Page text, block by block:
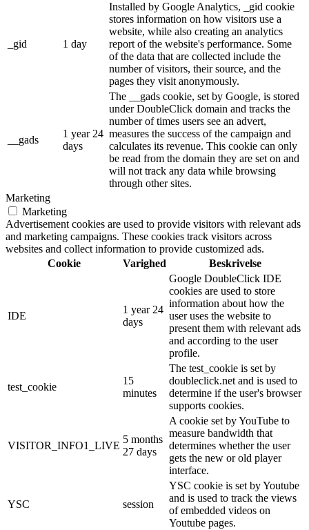
_gid 1 day
Installed by Google Analytics, _gid cookie
stores information on how visitors use a
website, while also creating an analytics
report of the website's performance. Some
of the data that are collected include the
number of visitors, their source, and the
pages they visit anonymously.
__gads
1 year 24
days
The __gads cookie, set by Google, is stored
under DoubleClick domain and tracks the
number of times users see an advert,
measures the success of the campaign and
calculates its revenue. This cookie can only
be read from the domain they are set on and
will not track any data while browsing
through other sites.
Marketing
Marketing
Advertisement cookies are used to provide visitors with relevant ads
and marketing campaigns. These cookies track visitors across
websites and collect information to provide customized ads.
Cookie
Varighed Beskrivelse
IDE
1 year 24
days
Google DoubleClick IDE
cookies are used to store
information about how the
user uses the website to
present them with relevant ads
and according to the user
profile.
test_cookie
15
minutes
The test_cookie is set by
doubleclick.net and is used to
determine if the user's browser
supports cookies.
VISITOR_INFO1_LIVE
5 months
27 days
A cookie set by YouTube to
measure bandwidth that
determines whether the user
gets the new or old player
interface.
YSC session
YSC cookie is set by Youtube
and is used to track the views
of embedded videos on
Youtube pages.